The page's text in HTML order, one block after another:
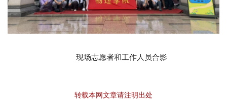
现场志愿者和工作人员合影
转载本网文章请注明出处